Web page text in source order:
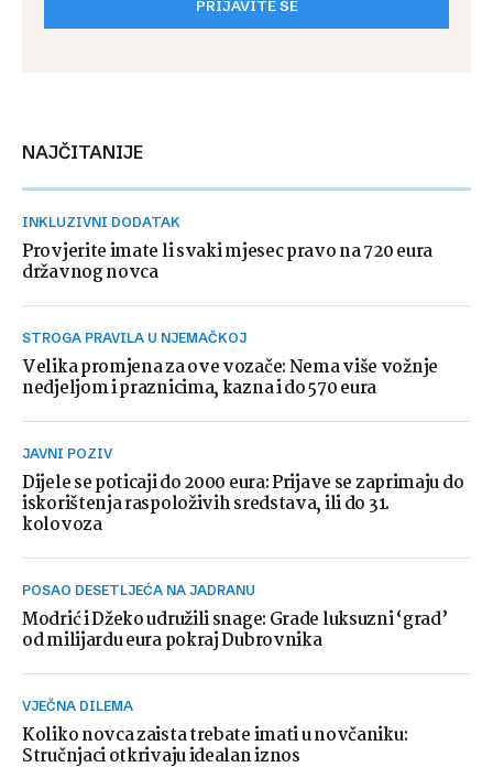
PRIJAVITE SE
NAJČITANIJE
INKLUZIVNI DODATAK
Provjerite imate li svaki mjesec pravo na 720 eura
državnog novca
STROGA PRAVILA U NJEMAČKOJ
Velika promjena za ove vozače: Nema više vožnje
nedjeljom i praznicima, kazna i do 570 eura
JAVNI POZIV
Dijele se poticaji do 2000 eura: Prijave se zaprimaju do
iskorištenja raspoloživih sredstava, ili do 31.
kolovoza
POSAO DESETLJEĆA NA JADRANU
Modrić i Džeko udružili snage: Grade luksuzni ‘grad’
od milijardu eura pokraj Dubrovnika
VJEČNA DILEMA
Koliko novca zaista trebate imati u novčaniku:
Stručnjaci otkrivaju idealan iznos